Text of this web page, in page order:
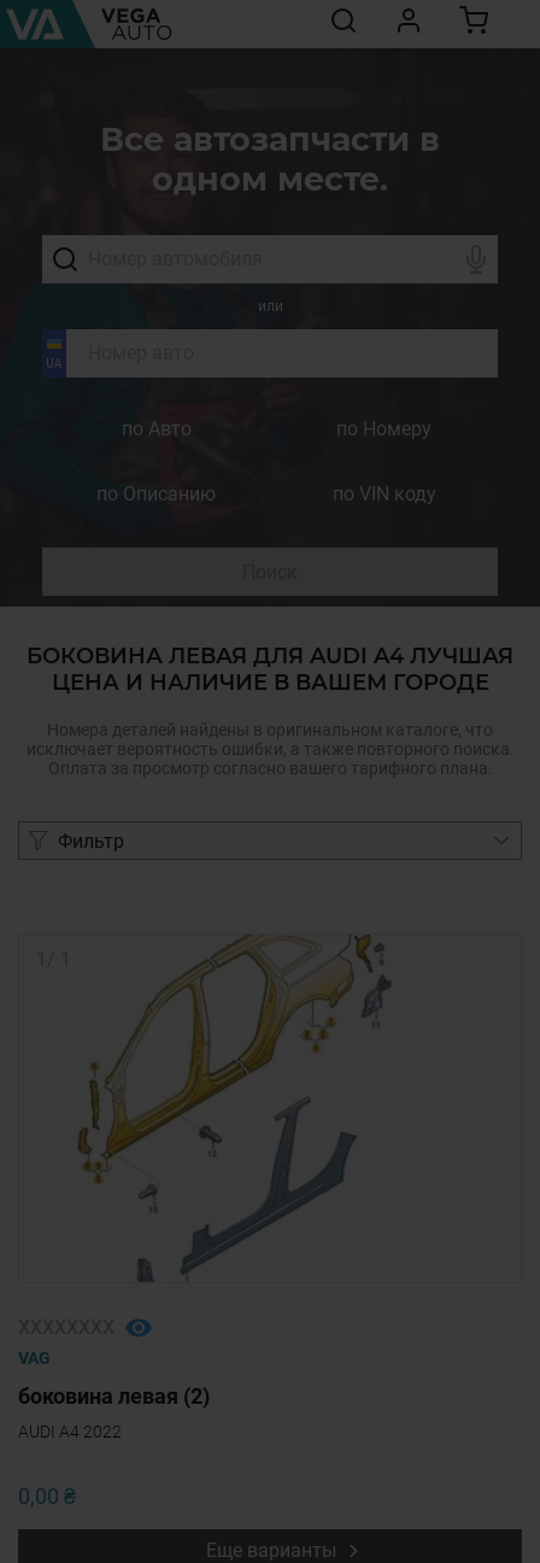
Все автозапчасти в
одном месте.
или
по Авто по Номеру
по Описанию по VIN коду
БОКОВИНА ЛЕВАЯ ДЛЯ AUDI A4 ЛУЧШАЯ
ЦЕНА И НАЛИЧИЕ В ВАШЕМ ГОРОДЕ
Номера деталей найдены в оригинальном каталоге, что
исключает вероятность ошибки, а также повторного поиска.
Оплата за просмотр согласно вашего тарифного плана.
Фильтр
VAG
боковина левая (2)
AUDI A4 2022
0,00 ₴
Еще варианты